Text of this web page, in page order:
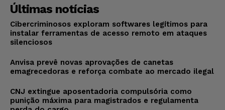
Últimas notícias
Cibercriminosos exploram softwares legítimos para
instalar ferramentas de acesso remoto em ataques
silenciosos
Anvisa prevê novas aprovações de canetas
emagrecedoras e reforça combate ao mercado ilegal
CNJ extingue aposentadoria compulsória como
punição máxima para magistrados e regulamenta